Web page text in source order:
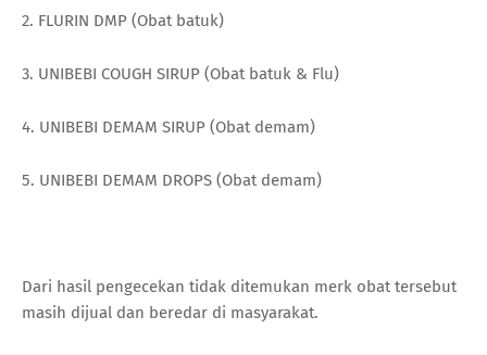
2. FLURIN DMP (Obat batuk)
3. UNIBEBI COUGH SIRUP (Obat batuk & Flu)
4. UNIBEBI DEMAM SIRUP (Obat demam)
5. UNIBEBI DEMAM DROPS (Obat demam)
Dari hasil pengecekan tidak ditemukan merk obat tersebut
masih dijual dan beredar di masyarakat.